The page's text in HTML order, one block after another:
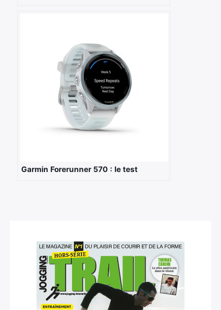
Garmin Forerunner 570 : le test